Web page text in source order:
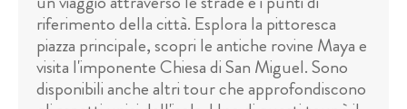
riferimento della città. Esplora la pittoresca
piazza principale, scopri le antiche rovine Maya e
visita l'imponente Chiesa di San Miguel. Sono
disponibili anche altri tour che approfondiscono